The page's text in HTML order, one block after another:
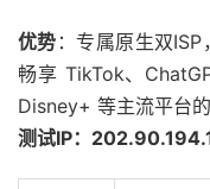
优势 ：专属原生双ISP
畅享 TikTok、
Disney+ 等主流平台的
测试IP：